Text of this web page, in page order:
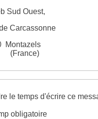
Sud Ouest,
Carcassonne
Montazels
le temps d'écrire ce
obligatoire